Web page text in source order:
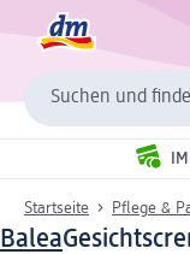
Suchen und
Startseite Pflege &
Balea